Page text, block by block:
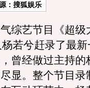
：搜狐娱乐
艺节目《超级
若兮赶录了最
曾经做过主持的
显。整个节目录